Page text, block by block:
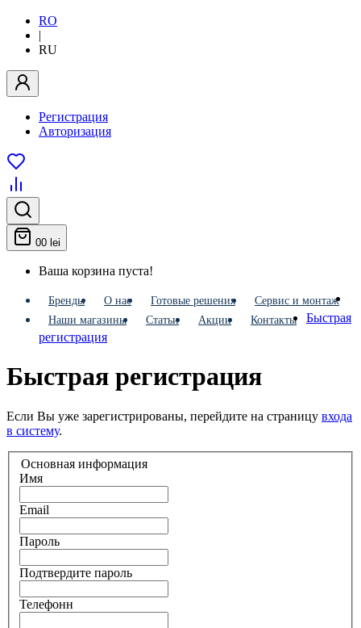
RO
|
RU
Регистрация
Авторизация
00 lei
Ваша корзина пуста!
Бренды О нас Готовые решения
Сервис и монтаж
Наши магазины
Статьи Акции Контакты
Быстрая
регистрация
Быстрая регистрация
Если Вы уже зарегистрированы, перейдите на страницу входа
в систему.
Основная информация
Имя
Email
Пароль
Подтвердите пароль
Телефонн